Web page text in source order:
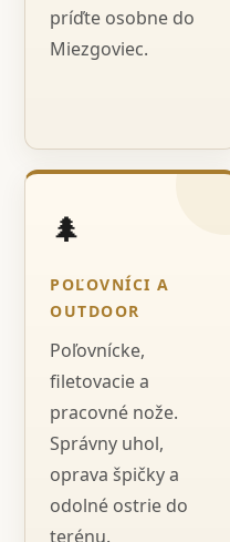
príďte osobne do
Miezgoviec.
🌲
POĽOVNÍCI A
OUTDOOR
Poľovnícke,
filetovacie a
pracovné nože.
Správny uhol,
oprava špičky a
odolné ostrie do
terénu.